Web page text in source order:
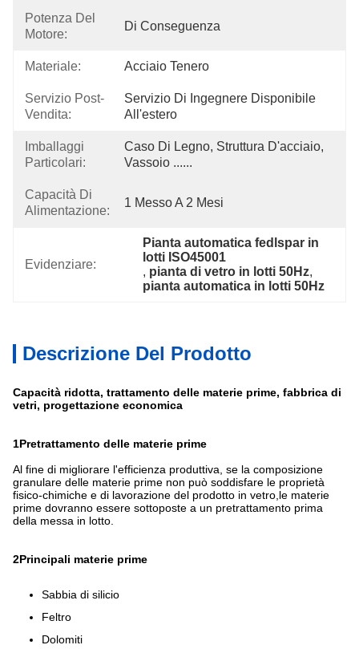
Potenza Del
Motore:
Di Conseguenza
Materiale: Acciaio Tenero
Servizio Post-
Vendita:
Servizio Di Ingegnere Disponibile
All'estero
Imballaggi
Particolari:
Caso Di Legno, Struttura D'acciaio,
Vassoio ......
Capacità Di
Alimentazione:
1 Messo A 2 Mesi
Evidenziare:
Pianta automatica fedlspar in
lotti ISO45001
, pianta di vetro in lotti 50Hz,
pianta automatica in lotti 50Hz
Descrizione Del Prodotto
Capacità ridotta, trattamento delle materie prime, fabbrica di
vetri, progettazione economica
1Pretrattamento delle materie prime
Al fine di migliorare l'efficienza produttiva, se la composizione
granulare delle materie prime non può soddisfare le proprietà
fisico-chimiche e di lavorazione del prodotto in vetro,le materie
prime dovranno essere sottoposte a un pretrattamento prima
della messa in lotto.
2Principali materie prime
Sabbia di silicio
Feltro
Dolomiti